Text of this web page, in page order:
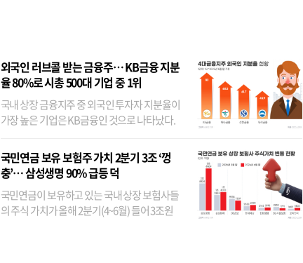
외국인 러브콜 받는 금융주… KB금융 지분
율 80%로 시총 500대 기업 중 1위
국내 상장 금융지주 중 외국인 투자자 지분율이
가장 높은 기업은 KB금융인 것으로 나타났다.
융이었다. 특히 KB금융은 지난달 말 기준 해외
기관투자자 지분율이...
국민연금 보유 보험주 가치 2분기 3조 ‘껑
충’… 삼성생명 90% 급등 덕
국민연금이 보유하고 있는 국내 상장 보험사들
의 주식 가치가 올해 2분기(4~6월) 들어 3조원